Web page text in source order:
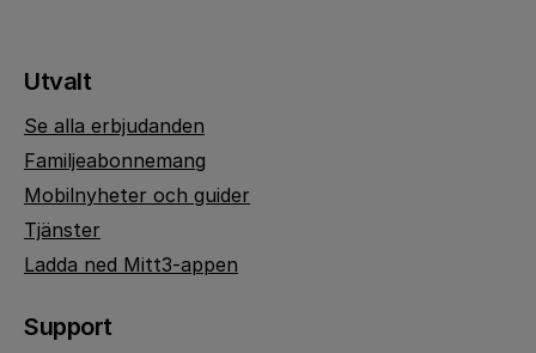
Utvalt
Se alla erbjudanden
Familjeabonnemang
Mobilnyheter och guider
Tjänster
Ladda ned Mitt3-appen
Support